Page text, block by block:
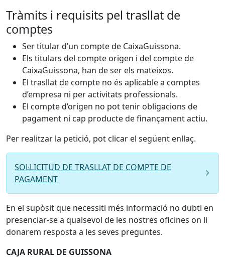
Tràmits i requisits pel trasllat de
comptes
Ser titular d’un compte de CaixaGuissona.
Els titulars del compte origen i del compte de
CaixaGuissona, han de ser els mateixos.
El trasllat de compte no és aplicable a comptes
d’empresa ni per activitats professionals.
El compte d’origen no pot tenir obligacions de
pagament ni cap producte de finançament actiu.
Per realitzar la petició, pot clicar el següent enllaç.
SOL·LICITUD DE TRASLLAT DE COMPTE DE
PAGAMENT
En el supòsit que necessiti més informació no dubti en
presenciar-se a qualsevol de les nostres oficines on li
donarem resposta a les seves preguntes.
CAJA RURAL DE GUISSONA